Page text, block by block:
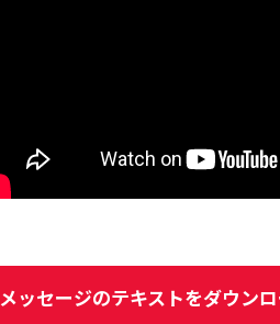
メッセージのテキストをダウン